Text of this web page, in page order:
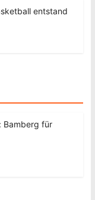
entstand
Bamberg für